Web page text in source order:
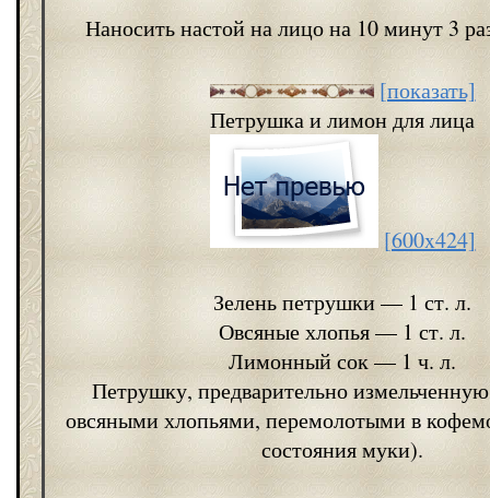
Наносить настой на лицо на 10 минут 3
[показать]
Петрушка и лимон для лица
[600x424]
Зелень петрушки — 1 ст. л.
Овсяные хлопья — 1 ст. л.
Лимонный сок — 1 ч. л.
Петрушку, предварительно
овсяными хлопьями, перемолотыми в
состояния муки).